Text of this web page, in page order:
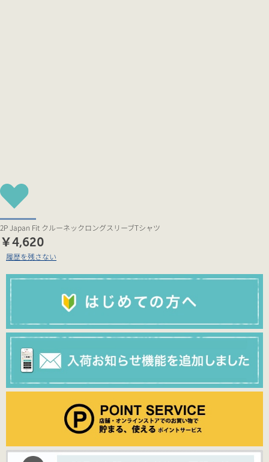
2P Japan Fit クルーネックロングスリーブTシャツ
￥4,620
履歴を残さない